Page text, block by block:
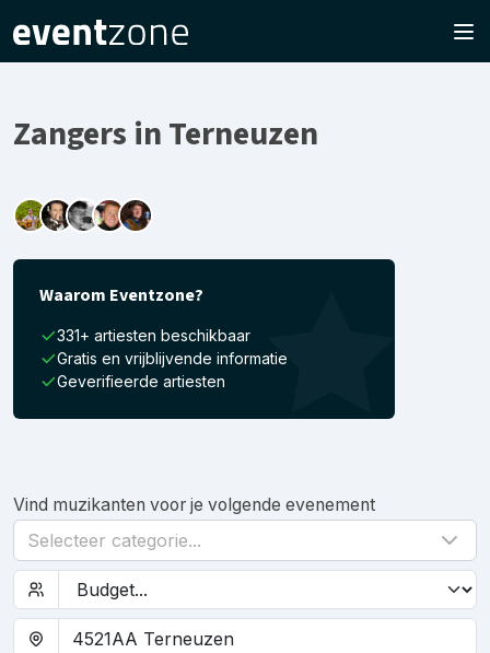
Zangers in Terneuzen
Waarom Eventzone?
331+ artiesten beschikbaar
Gratis en vrijblijvende informatie
Geverifieerde artiesten
Vind muzikanten voor je volgende evenement
Selecteer categorie...